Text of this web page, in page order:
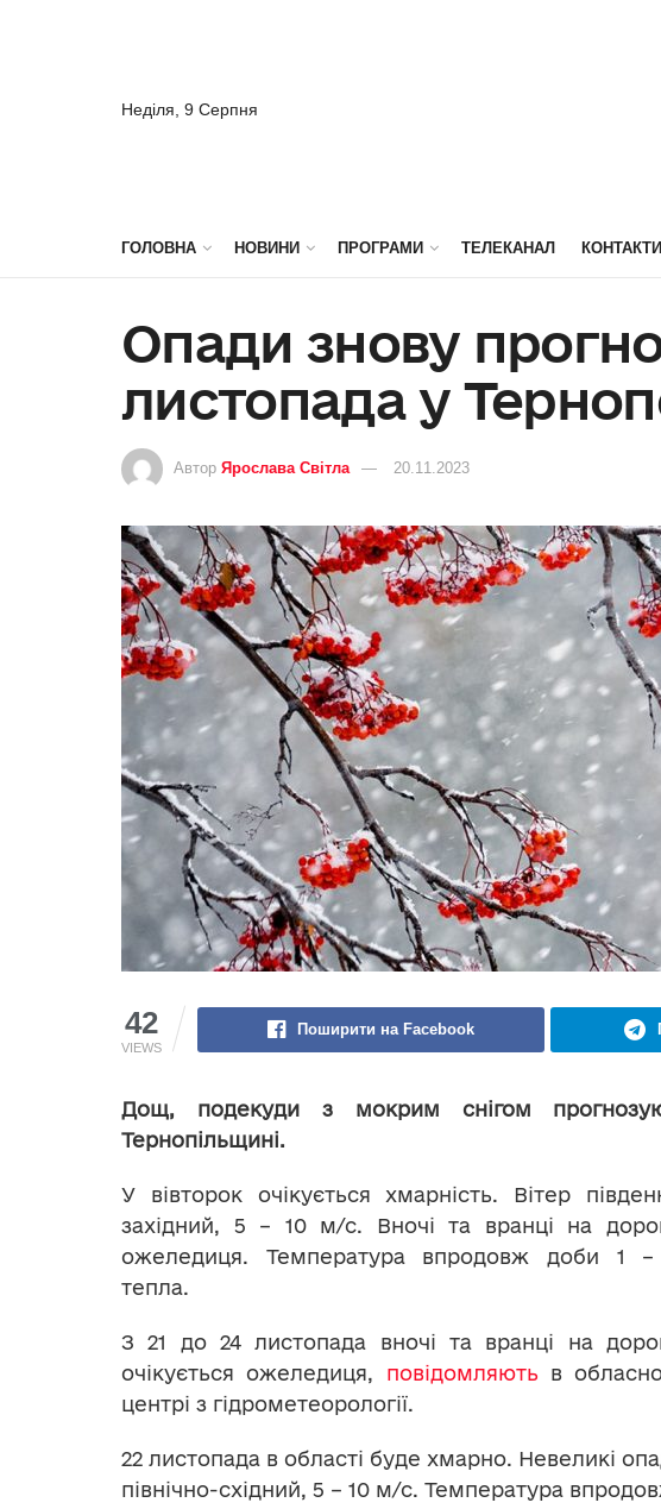
Неділя, 9 Серпня
ГОЛОВНА НОВИНИ ПРОГРАМИ ТЕЛЕКАНАЛ КОНТАКТИ
Опади знову
листопада у
Автор Ярослава Світла 20.11.2023
42
VIEWS
Поширити на Facebook
Дощ, подекуди з мокрим снігом
Тернопільщині.
У вівторок очікується хмарність. Вітер
західний, 5 – 10 м/с. Вночі та вранці на
ожеледиця. Температура впродовж доби 1 –
тепла.
З 21 до 24 листопада вночі та вранці на
очікується ожеледиця, повідомляють в
центрі з гідрометеорології.
22 листопада в області буде хмарно. Невеликі
північно-східний, 5 – 10 м/с. Температура